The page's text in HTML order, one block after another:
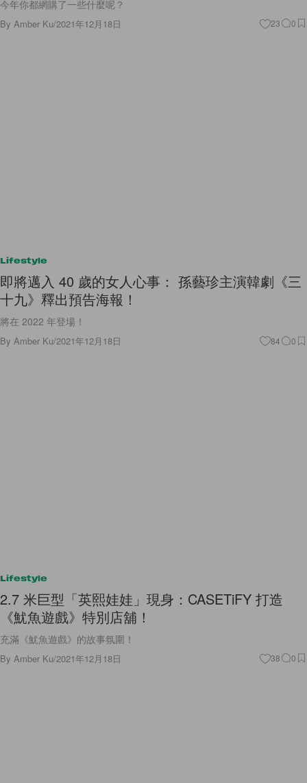
今年你都網購了一些什麼呢？
By Amber Ku/2021年12月18日 23 0
Lifestyle
即將邁入 40 歲的女人心事： 孫藝珍主演韓劇《三
十九》釋出預告海報！
將在 2022 年登場！
By Amber Ku/2021年12月18日 84 0
Lifestyle
2.7 米巨型「英熙娃娃」現身：CASETiFY 打造
《魷魚遊戲》特別店舖！
充滿《魷魚遊戲》的故事氛圍！
By Amber Ku/2021年12月18日 38 0